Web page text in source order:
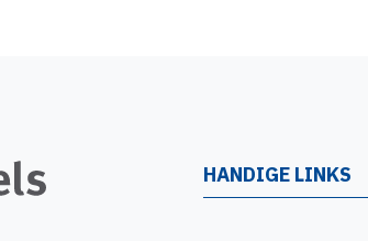
HANDIGE LINKS